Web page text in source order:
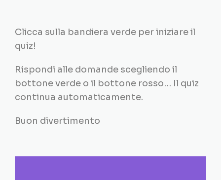
Clicca sulla bandiera verde per iniziare il
quiz!
Rispondi alle domande scegliendo il
bottone verde o il bottone rosso… Il quiz
continua automaticamente.
Buon divertimento